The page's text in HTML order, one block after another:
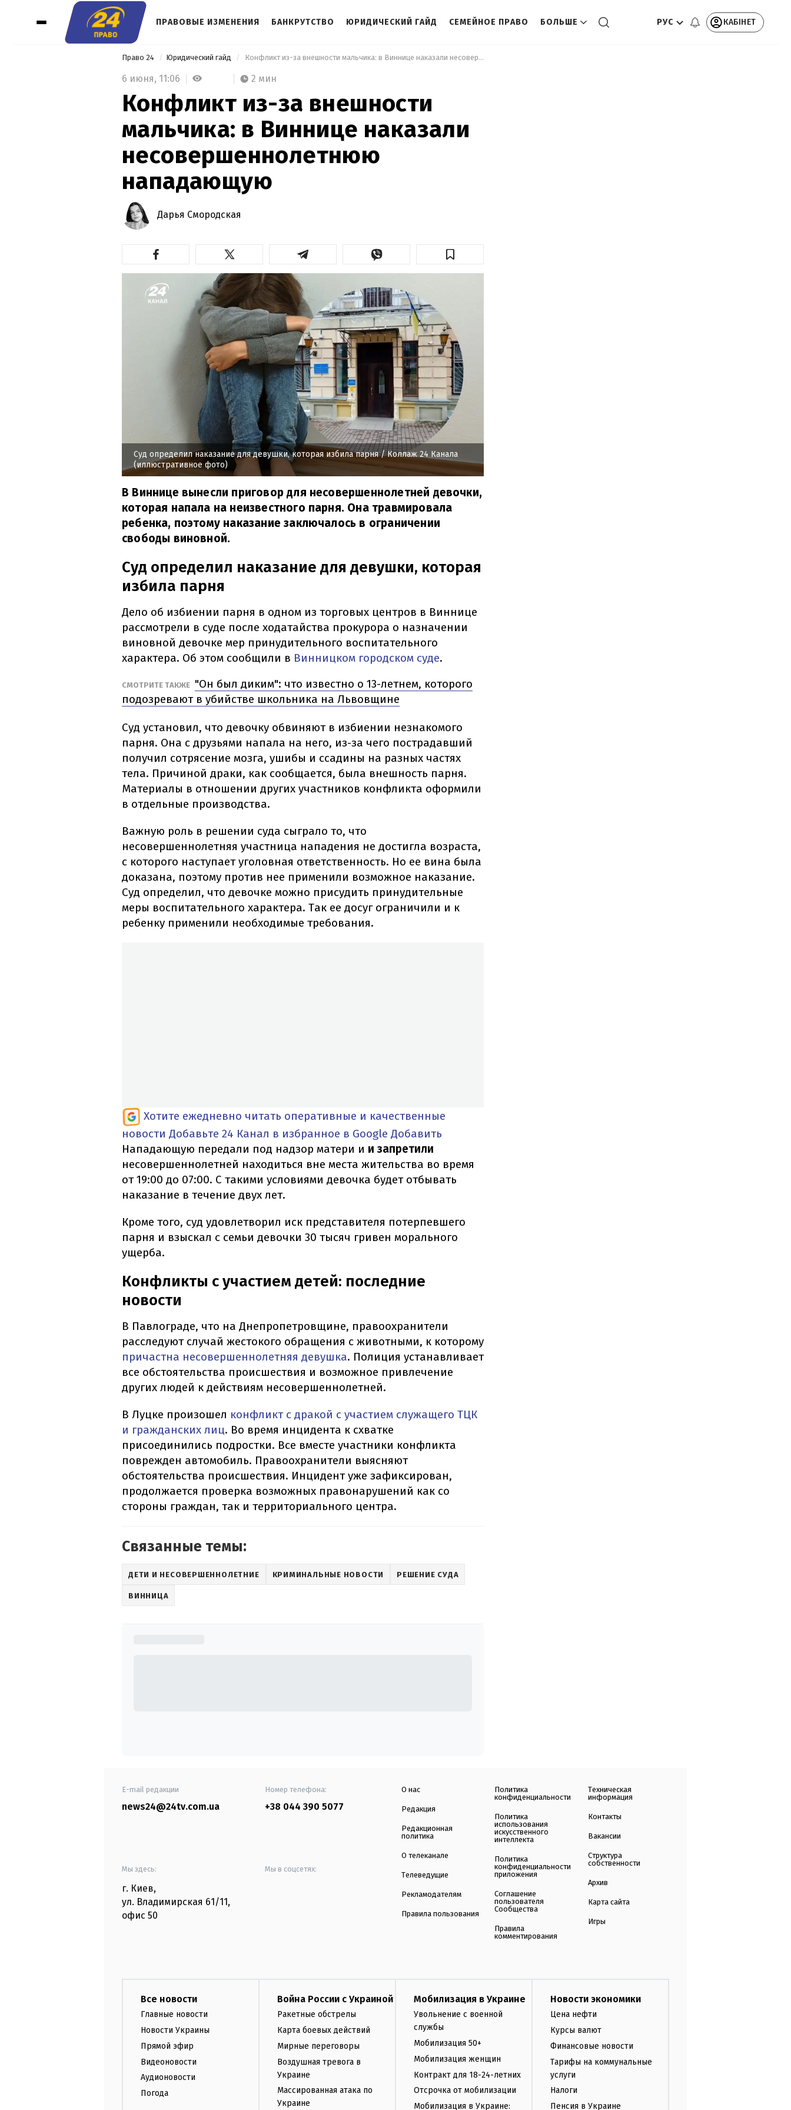
ПРАВОВЫЕ ИЗМЕНЕНИЯ БАНКРУТСТВО ЮРИДИЧЕСКИЙ ГАЙД СЕМЕЙНОЕ ПРАВО БОЛЬШЕ РУС КАБІНЕТ
Право 24 Юридический гайд Конфликт из-за внешности мальчика: в Виннице наказали несовершеннолетнюю нападающую
6 июня, 11:06 2 мин
Конфликт из-за внешности
мальчика: в Виннице наказали
несовершеннолетнюю
нападающую
Дарья Смородская
Суд определил наказание для девушки, которая избила парня/ Коллаж 24 Канала
(иллюстративное фото)
В Виннице вынесли приговор для несовершеннолетней девочки,
которая напала на неизвестного парня. Она травмировала
ребенка, поэтому наказание заключалось в ограничении
свободы виновной.
Суд определил наказание для девушки, которая
избила парня
Дело об избиении парня в одном из торговых центров в Виннице
рассмотрели в суде после ходатайства прокурора о назначении
виновной девочке мер принудительного воспитательного
характера. Об этом сообщили в Винницком городском суде.
СМОТРИТЕ ТАКЖЕ "Он был диким": что известно о 13-летнем, которого
подозревают в убийстве школьника на Львовщине
Суд установил, что девочку обвиняют в избиении незнакомого
парня. Она с друзьями напала на него, из-за чего пострадавший
получил сотрясение мозга, ушибы и ссадины на разных частях
тела. Причиной драки, как сообщается, была внешность парня.
Материалы в отношении других участников конфликта оформили
в отдельные производства.
Важную роль в решении суда сыграло то, что
несовершеннолетняя участница нападения не достигла возраста,
с которого наступает уголовная ответственность. Но ее вина была
доказана, поэтому против нее применили возможное наказание.
Суд определил, что девочке можно присудить принудительные
меры воспитательного характера. Так ее досуг ограничили и к
ребенку применили необходимые требования.
Хотите ежедневно читать оперативные и качественные
новости Добавьте 24 Канал в избранное в Google Добавить
Нападающую передали под надзор матери и и запретили
несовершеннолетней находиться вне места жительства во время
от 19:00 до 07:00. С такими условиями девочка будет отбывать
наказание в течение двух лет.
Кроме того, суд удовлетворил иск представителя потерпевшего
парня и взыскал с семьи девочки 30 тысяч гривен морального
ущерба.
Конфликты с участием детей: последние
новости
В Павлограде, что на Днепропетровщине, правоохранители
расследуют случай жестокого обращения с животными, к которому
причастна несовершеннолетняя девушка. Полиция устанавливает
все обстоятельства происшествия и возможное привлечение
других людей к действиям несовершеннолетней.
В Луцке произошел конфликт с дракой с участием служащего ТЦК
и гражданских лиц. Во время инцидента к схватке
присоединились подростки. Все вместе участники конфликта
поврежден автомобиль. Правоохранители выясняют
обстоятельства происшествия. Инцидент уже зафиксирован,
продолжается проверка возможных правонарушений как со
стороны граждан, так и территориального центра.
Связанные темы:
ДЕТИ И НЕСОВЕРШЕННОЛЕТНИЕ КРИМИНАЛЬНЫЕ НОВОСТИ РЕШЕНИЕ СУДА
ВИННИЦА
E-mail редакции
news24@24tv.com.ua
Номер телефона:
+38 044 390 5077
Мы здесь:
г. Киев,
ул. Владимирская 61/11,
офис 50
Мы в соцсетях:
О нас
Редакция
Редакционная
политика
О телеканале
Телеведущие
Рекламодателям
Правила пользования
Политика
конфиденциальности
Политика
использования
искусственного
интеллекта
Политика
конфиденциальности
приложения
Соглашение
пользователя
Сообщества
Правила
комментирования
Техническая
информация
Контакты
Вакансии
Структура
собственности
Архив
Карта сайта
Игры
Все новости
Главные новости
Новости Украины
Прямой эфир
Видеоновости
Аудионовости
Погода
Война России с Украиной
Ракетные обстрелы
Карта боевых действий
Мирные переговоры
Воздушная тревога в
Украине
Массированная атака по
Украине
Мобилизация в Украине
Увольнение с военной
службы
Мобилизация 50+
Мобилизация женщин
Контракт для 18-24-летних
Отсрочка от мобилизации
Мобилизация в Украине:
Новости экономики
Цена нефти
Курсы валют
Финансовые новости
Тарифы на коммунальные
услуги
Налоги
Пенсия в Украине